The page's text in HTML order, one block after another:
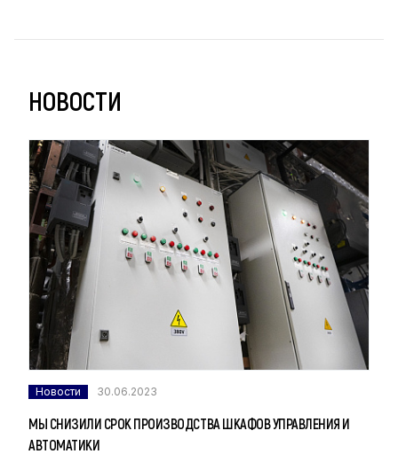
НОВОСТИ
Новости 30.06.2023
МЫ СНИЗИЛИ СРОК ПРОИЗВОДСТВА ШКАФОВ УПРАВЛЕНИЯ И
АВТОМАТИКИ